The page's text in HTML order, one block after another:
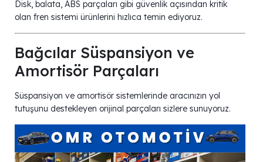
Disk, balata, ABS parçaları gibi güvenlik açısından kritik
olan fren sistemi ürünlerini hızlıca temin ediyoruz.
Bağcılar Süspansiyon ve
Amortisör Parçaları
Süspansiyon ve amortisör sistemlerinde aracınızın yol
tutuşunu destekleyen orijinal parçaları sizlere sunuyoruz.